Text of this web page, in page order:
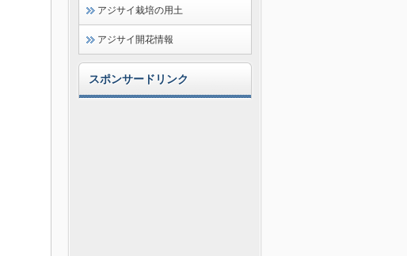
アジサイ栽培の用土
アジサイ開花情報
スポンサードリンク